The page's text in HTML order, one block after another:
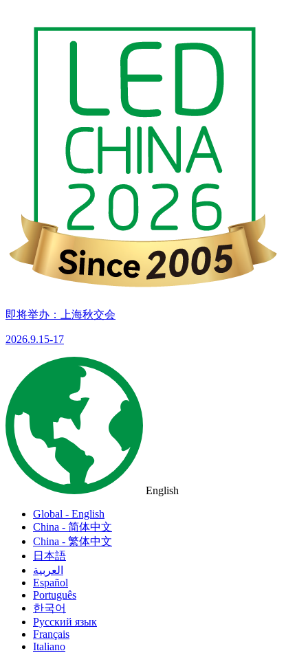
即将举办：上海秋交会
2026.9.15-17
English
Global - English
China - 简体中文
China - 繁体中文
日本語
العربية
Español
Português
한국어
Русский язык
Français
Italiano